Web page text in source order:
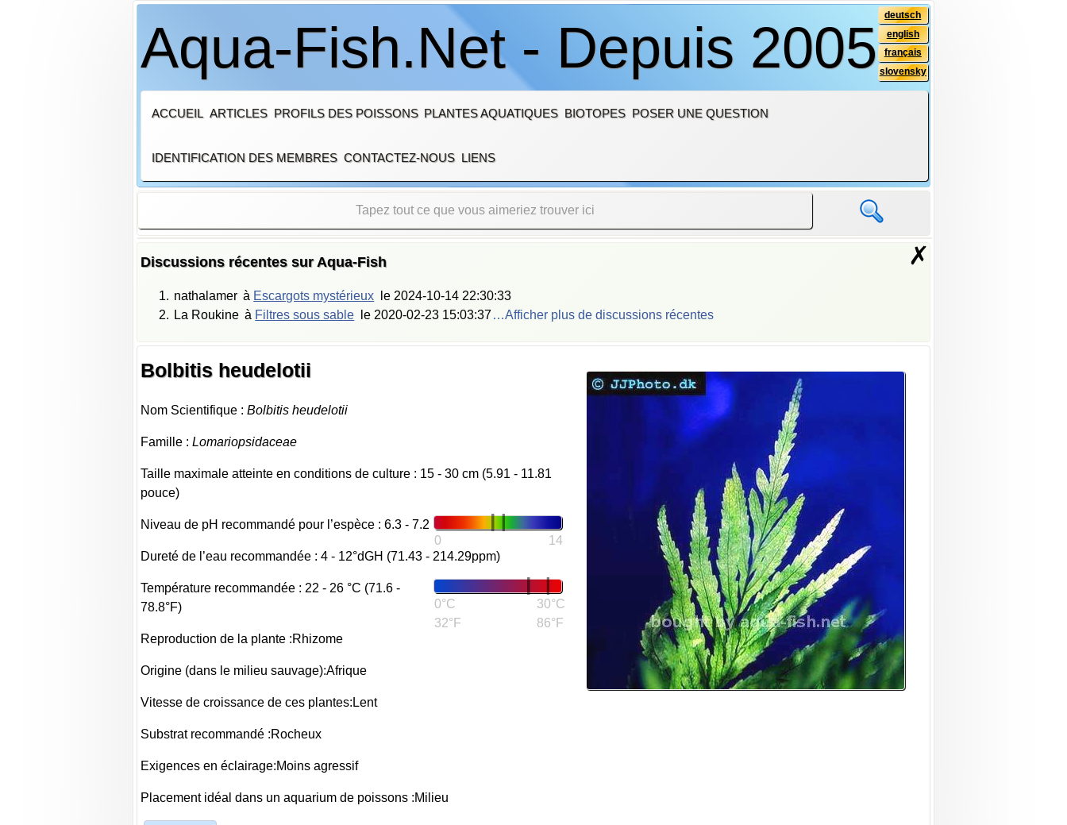
Aqua-Fish.Net - Depuis 2005
deutsch
english
français
slovensky
ACCUEIL ARTICLES PROFILS DES POISSONS PLANTES AQUATIQUES BIOTOPES POSER UNE QUESTION
IDENTIFICATION DES MEMBRES CONTACTEZ-NOUS LIENS
Discussions récentes sur Aqua-Fish ✗
nathalamer à Escargots mystérieux le 2024-10-14 22:30:33
La Roukine à Filtres sous sable le 2020-02-23 15:03:37…Afficher plus de discussions récentes
Bolbitis heudelotii
Nom Scientifique :Bolbitis heudelotii
Famille :Lomariopsidaceae
Taille maximale atteinte en conditions de culture : 15 - 30 cm (5.91 - 11.81
pouce)
0 14
Niveau de pH recommandé pour l’espèce : 6.3 - 7.2
Dureté de l’eau recommandée : 4 - 12°dGH (71.43 - 214.29ppm)
0°C
32°F
30°C
86°F
Température recommandée : 22 - 26 °C (71.6 -
78.8°F)
Reproduction de la plante :Rhizome
Origine (dans le milieu sauvage):Afrique
Vitesse de croissance de ces plantes:Lent
Substrat recommandé :Rocheux
Exigences en éclairage:Moins agressif
Placement idéal dans un aquarium de poissons :Milieu